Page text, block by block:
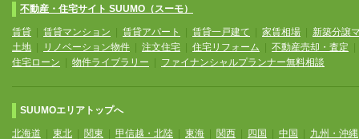
不動産・住宅サイト SUUMO（スーモ）
賃貸 賃貸マンション 賃貸アパート 賃貸一戸建て 家賃相場
新築分譲
土地
リノベーション物件 注文住宅 住宅リフォーム 不動産売却・査定
住宅ローン
物件ライブラリー ファイナンシャルプランナー無料相談
SUUMOエリアトップへ
北海道 東北 関東 甲信越・北陸 東海 関西 四国 中国 九州・沖縄